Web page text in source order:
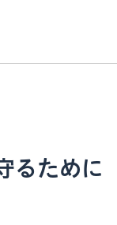
るために